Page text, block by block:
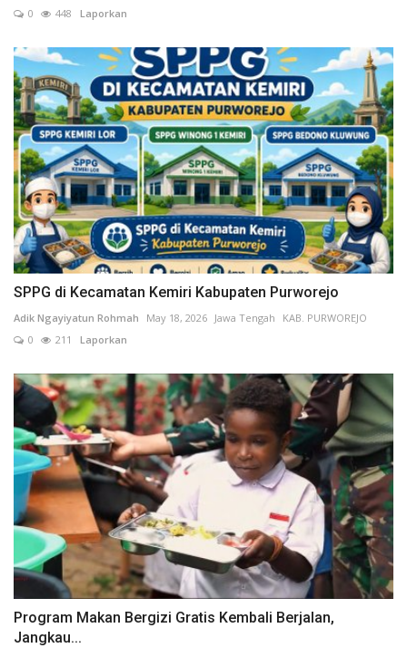
0
448 Laporkan
SPPG di Kecamatan Kemiri Kabupaten Purworejo
Adik Ngayiyatun Rohmah May 18, 2026 Jawa Tengah
KAB. PURWOREJO
0
211 Laporkan
Program Makan Bergizi Gratis Kembali Berjalan,
Jangkau...